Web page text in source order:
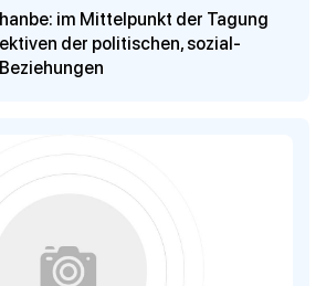
im Mittelpunkt der Tagung
der politischen, sozial-